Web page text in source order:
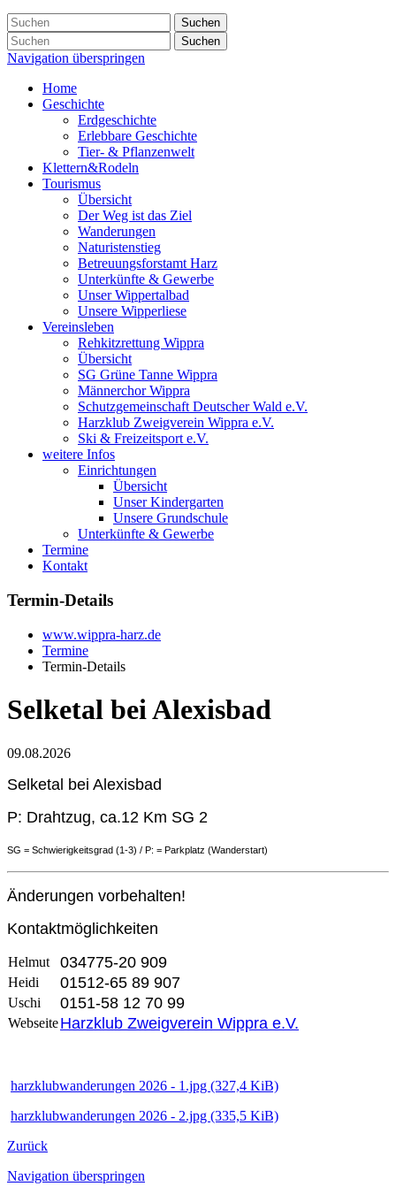
Suchen
Suchen
Navigation überspringen
Home
Geschichte
Erdgeschichte
Erlebbare Geschichte
Tier- & Pflanzenwelt
Klettern&Rodeln
Tourismus
Übersicht
Der Weg ist das Ziel
Wanderungen
Naturistenstieg
Betreuungsforstamt Harz
Unterkünfte & Gewerbe
Unser Wippertalbad
Unsere Wipperliese
Vereinsleben
Rehkitzrettung Wippra
Übersicht
SG Grüne Tanne Wippra
Männerchor Wippra
Schutzgemeinschaft Deutscher Wald e.V.
Harzklub Zweigverein Wippra e.V.
Ski & Freizeitsport e.V.
weitere Infos
Einrichtungen
Übersicht
Unser Kindergarten
Unsere Grundschule
Unterkünfte & Gewerbe
Termine
Kontakt
Termin-Details
www.wippra-harz.de
Termine
Termin-Details
Selketal bei Alexisbad
09.08.2026
Selketal bei Alexisbad
P: Drahtzug, ca.12 Km SG 2
SG = Schwierigkeitsgrad (1-3) / P: = Parkplatz (Wanderstart)
Änderungen vorbehalten!
Kontaktmöglichkeiten
Helmut 034775-20 909
Heidi 01512-65 89 907
Uschi 0151-58 12 70 99
WebseiteHarzklub Zweigverein Wippra e.V.
harzklubwanderungen 2026 - 1.jpg (327,4 KiB)
harzklubwanderungen 2026 - 2.jpg (335,5 KiB)
Zurück
Navigation überspringen